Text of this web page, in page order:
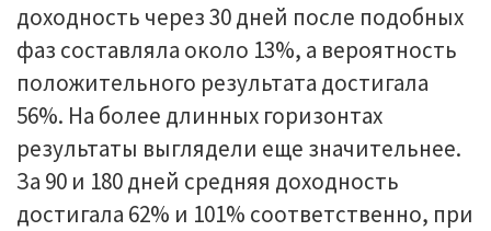
доходность через 30 дней после подобных
фаз составляла около 13%, а вероятность
положительного результата достигала
56%. На более длинных горизонтах
результаты выглядели еще значительнее.
За 90 и 180 дней средняя доходность
достигала 62% и 101% соответственно, при